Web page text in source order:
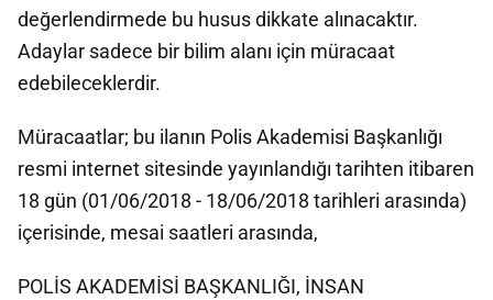
değerlendirmede bu husus dikkate alınacaktır.
Adaylar sadece bir bilim alanı için müracaat
edebileceklerdir.
Müracaatlar; bu ilanın Polis Akademisi Başkanlığı
resmi internet sitesinde yayınlandığı tarihten itibaren
18 gün (01/06/2018 - 18/06/2018 tarihleri arasında)
içerisinde, mesai saatleri arasında,
POLİS AKADEMİSİ BAŞKANLIĞI, İNSAN